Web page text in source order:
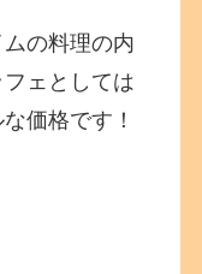
の料理の内
ェとしては
価格です！